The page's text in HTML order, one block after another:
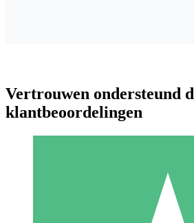
Individuele
Vertrouwen ondersteund
klantbeoordelingen